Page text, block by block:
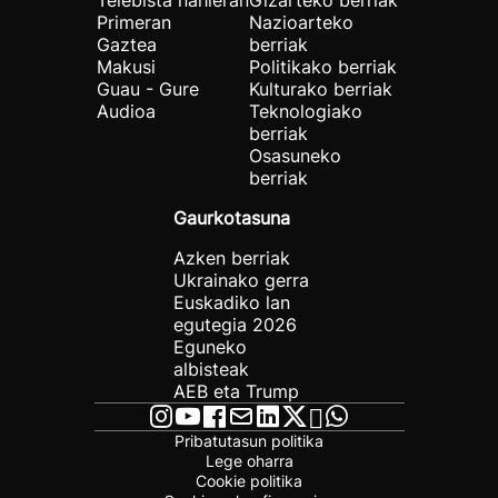
Primeran
Gaztea
Makusi
Guau - Gure
Audioa
Nazioarteko
berriak
Politikako berriak
Kulturako berriak
Teknologiako
berriak
Osasuneko
berriak
Gaurkotasuna
Azken berriak
Ukrainako gerra
Euskadiko lan
egutegia 2026
Eguneko
albisteak
AEB eta Trump
Pribatutasun politika
Lege oharra
Cookie politika